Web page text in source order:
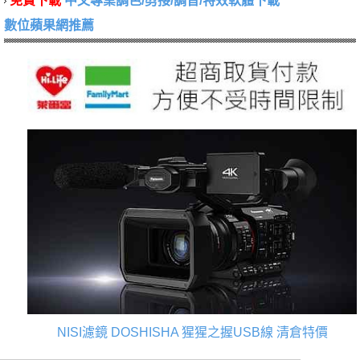
數位蘋果網推薦
NISI濾鏡 DOSHISHA 猩猩之握USB線 清倉特價